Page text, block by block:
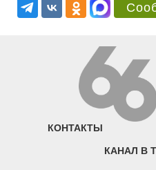
КОНТАКТЫ
КАНАЛ В